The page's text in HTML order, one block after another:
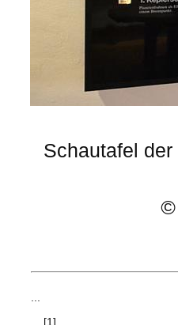
Schautafel der
©
... [1]